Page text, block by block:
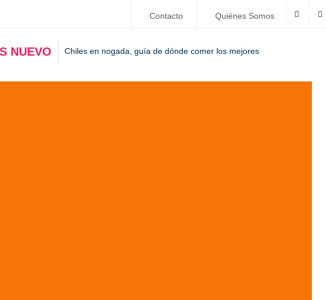
Contacto Quiénes Somos
NUEVO Chiles en nogada, guía de dónde comer los mejores